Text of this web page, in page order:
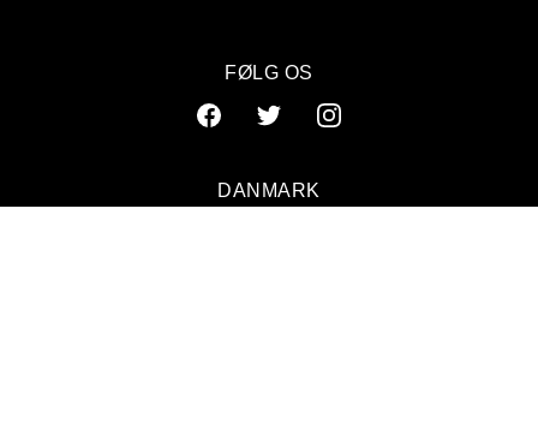
FØLG OS
DANMARK